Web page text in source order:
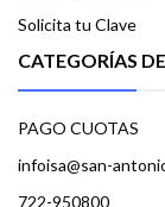
Solicita tu Clave
CATEGORÍAS
PAGO CUOTAS
infoisa@san-
722-950800